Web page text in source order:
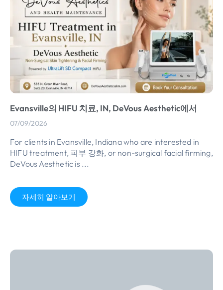
Evansville의 HIFU 치료, IN, DeVous Aesthetic에서
07/09/2026
For clients in Evansville, Indiana who are interested in
HIFU treatment, 피부 강화, or non-surgical facial firming,
DeVous Aesthetic is ...
자세히 알아보기